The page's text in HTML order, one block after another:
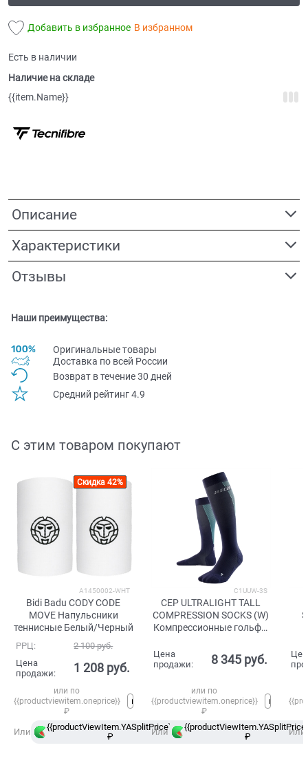
Добавить в избранное В избранном
Есть в наличии
Наличие на складе
{{item.Name}}
Описание
Характеристики
Отзывы
Наши преимущества:
Оригинальные товары
Доставка по всей Pоссии
Возврат в течение 30 дней
Средний рейтинг 4.9
С этим товаром покупают
Скидка 42%
A1450002-WHT
Bidi Badu CODY CODE
MOVE Напульсники
теннисные Белый/Черный
РРЦ: 2 100 руб.
Цена
продажи:
1 208 руб.
или по
{{productviewitem.oneprice}}
₽
Или
{{productViewItem.YASplitPrice}}
₽
в
Сплит
C1UUW-3S
CEP ULTRALIGHT TALL
COMPRESSION SOCKS (W)
Компрессионные гольфы
Голубой/Темно-синий
Цена
продажи:
8 345 руб.
или по
{{productviewitem.oneprice}}
₽
Или
₽
Или